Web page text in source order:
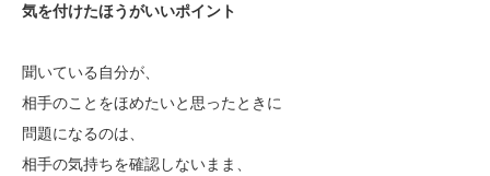
気を付けたほうがいいポイント
聞いている自分が、
相手のことをほめたいと思ったときに
問題になるのは、
相手の気持ちを確認しないまま、